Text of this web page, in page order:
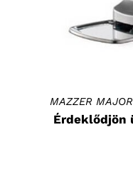
MAZZER
Érdeklődjön